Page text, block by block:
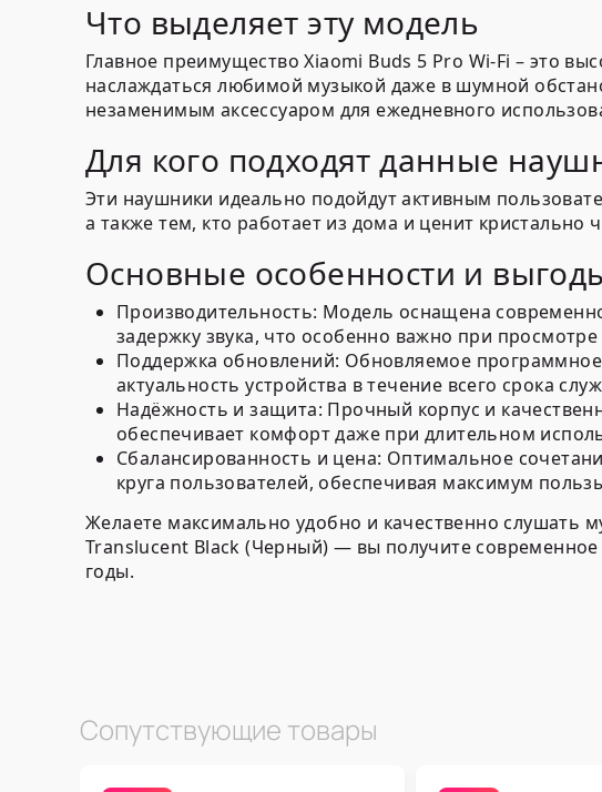
Что выделяет эту модель
Главное преимущество Xiaomi Buds 5 Pro Wi-Fi – это
наслаждаться любимой музыкой даже в шумной
незаменимым аксессуаром для ежедневного
Для кого подходят данные
Эти наушники идеально подойдут активным
а также тем, кто работает из дома и ценит
Основные особенности и
Производительность: Модель оснащена
задержку звука, что особенно важно при просмотре
Поддержка обновлений: Обновляемое
актуальность устройства в течение всего срока
Надёжность и защита: Прочный корпус и
обеспечивает комфорт даже при длительном
Сбалансированность и цена: Оптимальное
круга пользователей, обеспечивая максимум
Желаете максимально удобно и качественно слушать
Translucent Black (Черный) — вы получите
годы.
Сопутствующие товары